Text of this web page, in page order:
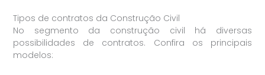
Tipos de contratos da Construção Civil
No segmento da construção civil há diversas
possibilidades de contratos. Confira os principais
modelos: